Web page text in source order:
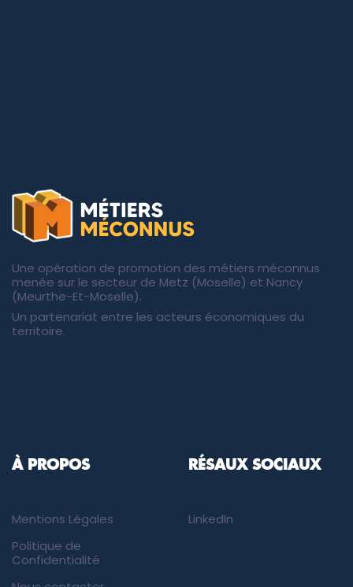
Une opération de promotion des métiers méconnus
menée sur le secteur de Metz (Moselle) et Nancy
(Meurthe-Et-Moselle).
Un partenariat entre les acteurs économiques du
territoire.
À PROPOS
Mentions Légales
Politique de
Confidentialité
RÉSAUX SOCIAUX
LinkedIn